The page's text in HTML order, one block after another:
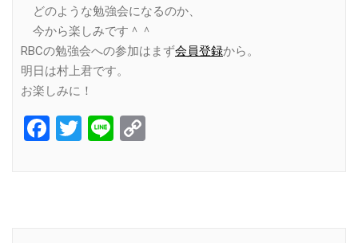
どのような勉強会になるのか、
今から楽しみです＾＾
RBCの勉強会への参加はまず会員登録から。
明日は村上君です。
お楽しみに！
Facebook
Twitter
Line